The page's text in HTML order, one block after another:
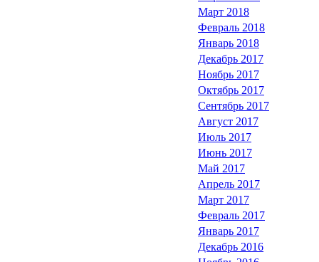
Март 2018
Февраль 2018
Январь 2018
Декабрь 2017
Ноябрь 2017
Октябрь 2017
Сентябрь 2017
Август 2017
Июль 2017
Июнь 2017
Май 2017
Апрель 2017
Март 2017
Февраль 2017
Январь 2017
Декабрь 2016